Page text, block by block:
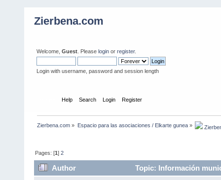
Zierbena.com
Welcome, Guest . Please login or register.
Login with username, password and session length
Help Search Login Register
Zierbena.com » Espacio para las asociaciones / Elkarte gunea»
Pages: [1]2
Author Topic: Información